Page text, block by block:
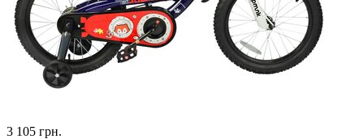
3 105 грн.